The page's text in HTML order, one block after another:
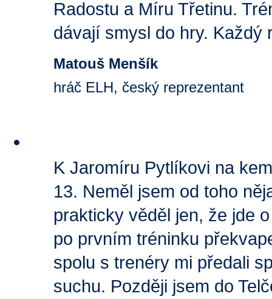
Radostu a Míru Třetinu.
dávají smysl do hry. Každý
Matouš Menšík
hráč ELH, český reprezentant
K Jaromíru Pytlíkovi na
13. Neměl jsem od toho
prakticky věděl jen, že jde
po prvním tréninku
spolu s trenéry mi předali
suchu. Později jsem do